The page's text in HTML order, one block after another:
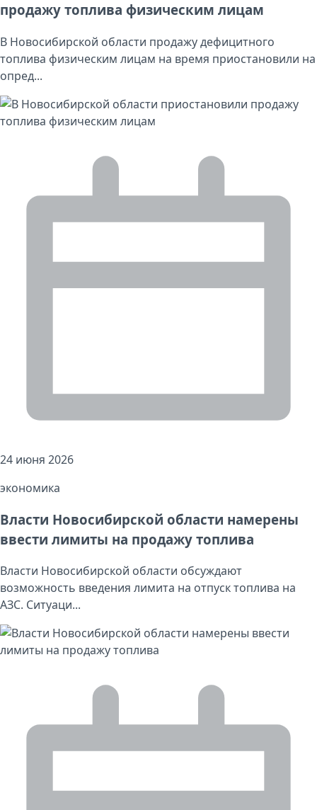
продажу топлива физическим лицам
В Новосибирской области продажу дефицитного
топлива физическим лицам на время приостановили на
опред...
24 июня 2026
экономика
Власти Новосибирской области намерены
ввести лимиты на продажу топлива
Власти Новосибирской области обсуждают
возможность введения лимита на отпуск топлива на
АЗС. Ситуаци...